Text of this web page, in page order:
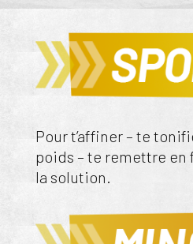
Pour t’affiner – te
poids – te remettre en
la solution.